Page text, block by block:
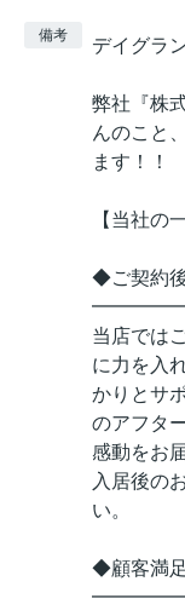
備考 デイグラ
弊社『株
んのこと
ます！！
【当社の
◆ご契約
当店では
に力を入
かりとサ
のアフタ
感動をお
入居後の
い。
◆顧客満